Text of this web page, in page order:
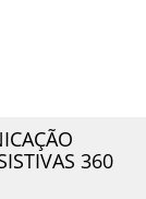
360